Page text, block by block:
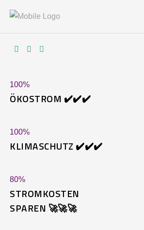
100%
ÖKOSTROM ✔️✔️✔️
100%
KLIMASCHUTZ ✔️✔️✔️
80%
STROMKOSTEN
SPAREN 🚀🚀🚀